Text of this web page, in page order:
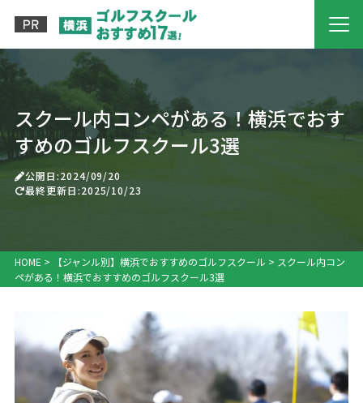
スクール内コンペがある！横浜でおす
すめのゴルフスクール3選
公開日:2024/09/20
最終更新日:2025/10/23
HOME > 【ジャンル別】横浜でおすすめのゴルフスクール > スクール内コン
ペがある！横浜でおすすめのゴルフスクール3選